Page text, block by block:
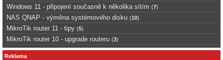
Windows 11 - připojení současně k několika sítím (7)
NAS QNAP - výměna systémového disku (10)
MikroTik router 11 - tipy (5)
MikroTik router 10 - upgrade routeru (3)
Reklama